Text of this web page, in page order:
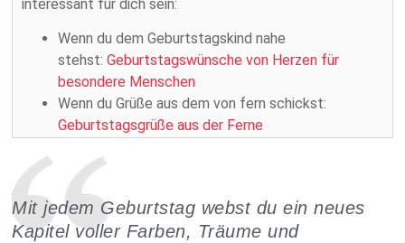
interessant für dich sein:
Wenn du dem Geburtstagskind nahe
stehst: Geburtstagswünsche von Herzen für
besondere Menschen
Wenn du Grüße aus dem von fern schickst:
Geburtstagsgrüße aus der Ferne
Mit jedem Geburtstag webst du ein neues
Kapitel voller Farben, Träume und